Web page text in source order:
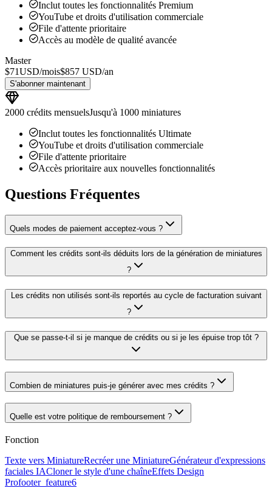
Inclut toutes les fonctionnalités Premium
YouTube et droits d'utilisation commerciale
File d'attente prioritaire
Accès au modèle de qualité avancée
Master
$71USD/mois$857 USD/an
S'abonner maintenant
2000 crédits mensuelsJusqu'à 1000 miniatures
Inclut toutes les fonctionnalités Ultimate
YouTube et droits d'utilisation commerciale
File d'attente prioritaire
Accès prioritaire aux nouvelles fonctionnalités
Questions Fréquentes
Quels modes de paiement acceptez-vous ?
Comment les crédits sont-ils déduits lors de la génération de miniatures
?
Les crédits non utilisés sont-ils reportés au cycle de facturation suivant
?
Que se passe-t-il si je manque de crédits ou si je les épuise trop tôt ?
Combien de miniatures puis-je générer avec mes crédits ?
Quelle est votre politique de remboursement ?
Fonction
Texte vers MiniatureRecréer une MiniatureGénérateur d'expressions
faciales IACloner le style d'une chaîneEffets Design
Profooter_feature6